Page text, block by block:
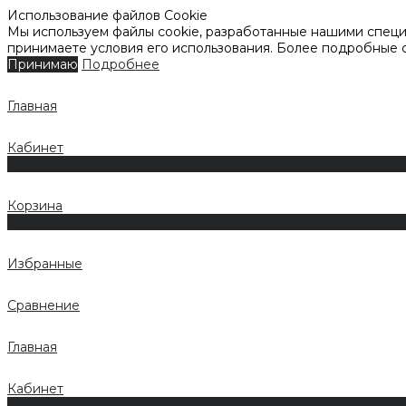
Использование файлов Cookie
Мы используем файлы cookie, разработанные нашими
принимаете условия его использования. Более подробные
Принимаю Подробнее
Главная
Кабинет
Корзина
Избранные
Сравнение
Главная
Кабинет